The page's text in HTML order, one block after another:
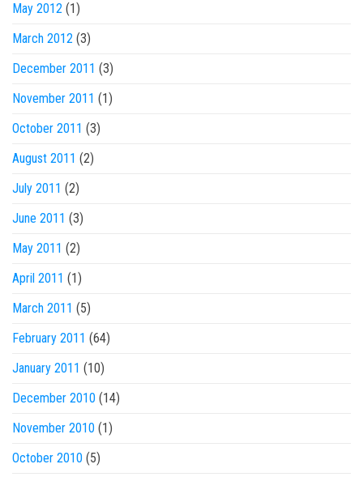
May 2012 (1)
March 2012 (3)
December 2011 (3)
November 2011 (1)
October 2011 (3)
August 2011 (2)
July 2011 (2)
June 2011 (3)
May 2011 (2)
April 2011 (1)
March 2011 (5)
February 2011 (64)
January 2011 (10)
December 2010 (14)
November 2010 (1)
October 2010 (5)